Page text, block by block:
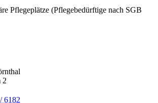
Pflegeplätze (Pflegebedürftige nach SGB
2
6182